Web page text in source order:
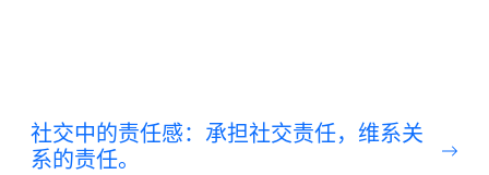
社交中的责任感：承担社交责任，维系关
系的责任。